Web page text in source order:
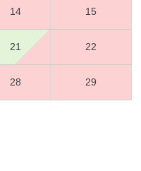
14 15
21 22
28 29